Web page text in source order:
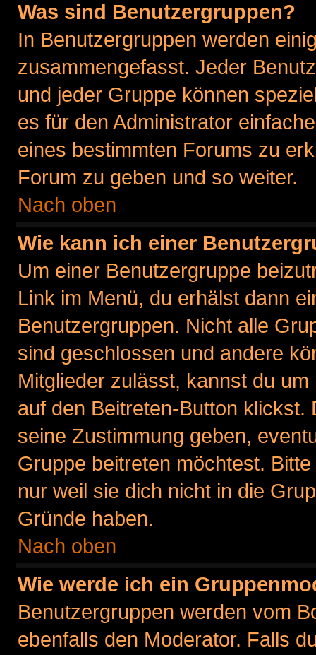
Was sind Benutzergruppen?
In Benutzergruppen werden
zusammengefasst. Jeder
und jeder Gruppe können
es für den Administrator
eines bestimmten Forums zu
Forum zu geben und so weiter.
Nach oben
Wie kann ich einer
Um einer Benutzergruppe
Link im Menü, du erhälst dann
Benutzergruppen. Nicht alle
sind geschlossen und andere
Mitglieder zulässt, kannst du
auf den Beitreten-Button
seine Zustimmung geben,
Gruppe beitreten möchtest.
nur weil sie dich nicht in die
Gründe haben.
Nach oben
Wie werde ich ein
Benutzergruppen werden vom
ebenfalls den Moderator. Falls